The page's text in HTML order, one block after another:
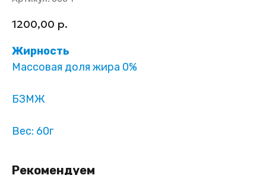
1200,00 р.
Жирность
Массовая доля жира 0%
БЗМЖ
Вес: 60г
Рекомендуем